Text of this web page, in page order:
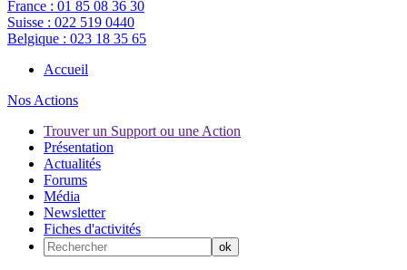
France : 01 85 08 36 30
Suisse : 022 519 0440
Belgique : 023 18 35 65
Accueil
Nos Actions
Trouver un Support ou une Action
Présentation
Actualités
Forums
Média
Newsletter
Fiches d'activités